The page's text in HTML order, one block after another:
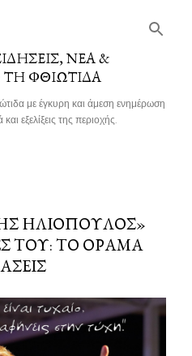
ΝΈΑ &
ΦΘΙΏΤΙΔΑ
με έγκυρη και άμεση ενημέρωση
εξελίξεις της περιοχής.
ΗΛΙΌΠΟΥΛΟΣ»
ΤΟΥ: ΤΟ ΌΡΑΜΑ